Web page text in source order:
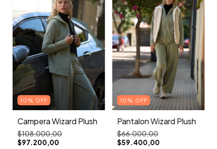
10% OFF
Campera Wizard Plush
$108.000,00
$97.200,00
10% OFF
Pantalon Wizard Plush
$66.000,00
$59.400,00